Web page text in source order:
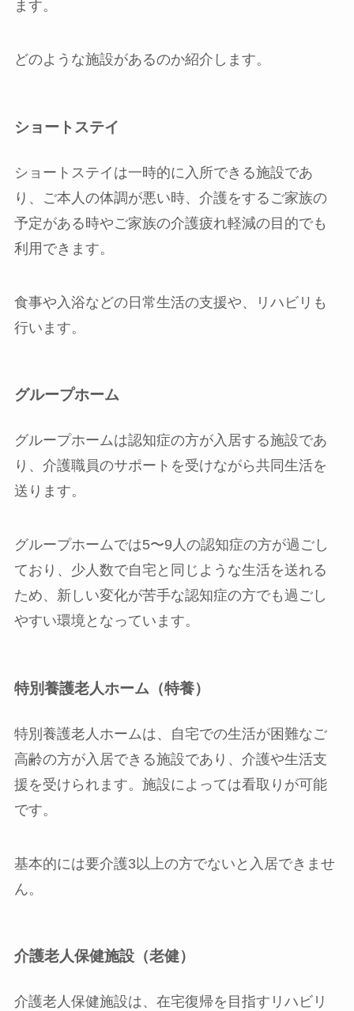
ます。
どのような施設があるのか紹介します。
ショートステイ
ショートステイは一時的に入所できる施設であ
り、ご本人の体調が悪い時、介護をするご家族の
予定がある時やご家族の介護疲れ軽減の目的でも
利用できます。
食事や入浴などの日常生活の支援や、リハビリも
行います。
グループホーム
グループホームは認知症の方が入居する施設であ
り、介護職員のサポートを受けながら共同生活を
送ります。
グループホームでは5〜9人の認知症の方が過ごし
ており、少人数で自宅と同じような生活を送れる
ため、新しい変化が苦手な認知症の方でも過ごし
やすい環境となっています。
特別養護老人ホーム（特養）
特別養護老人ホームは、自宅での生活が困難なご
高齢の方が入居できる施設であり、介護や生活支
援を受けられます。施設によっては看取りが可能
です。
基本的には要介護3以上の方でないと入居できませ
ん。
介護老人保健施設（老健）
介護老人保健施設は、在宅復帰を目指すリハビリ